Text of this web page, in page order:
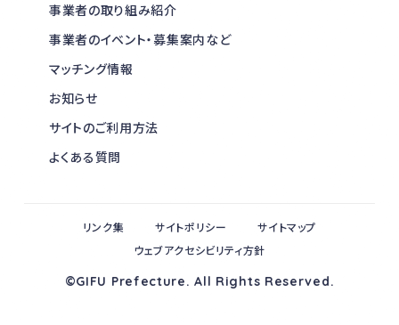
事業者の取り組み紹介
事業者のイベント・募集案内など
マッチング情報
お知らせ
サイトのご利用方法
よくある質問
©GIFU Prefecture. All Rights Reserved.
リンク集 サイトポリシー
サイトマップ
ウェブアクセシビリティ方針